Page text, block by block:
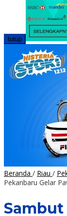
tutup
Beranda / Riau /
Pekanbaru Gelar
Sambut